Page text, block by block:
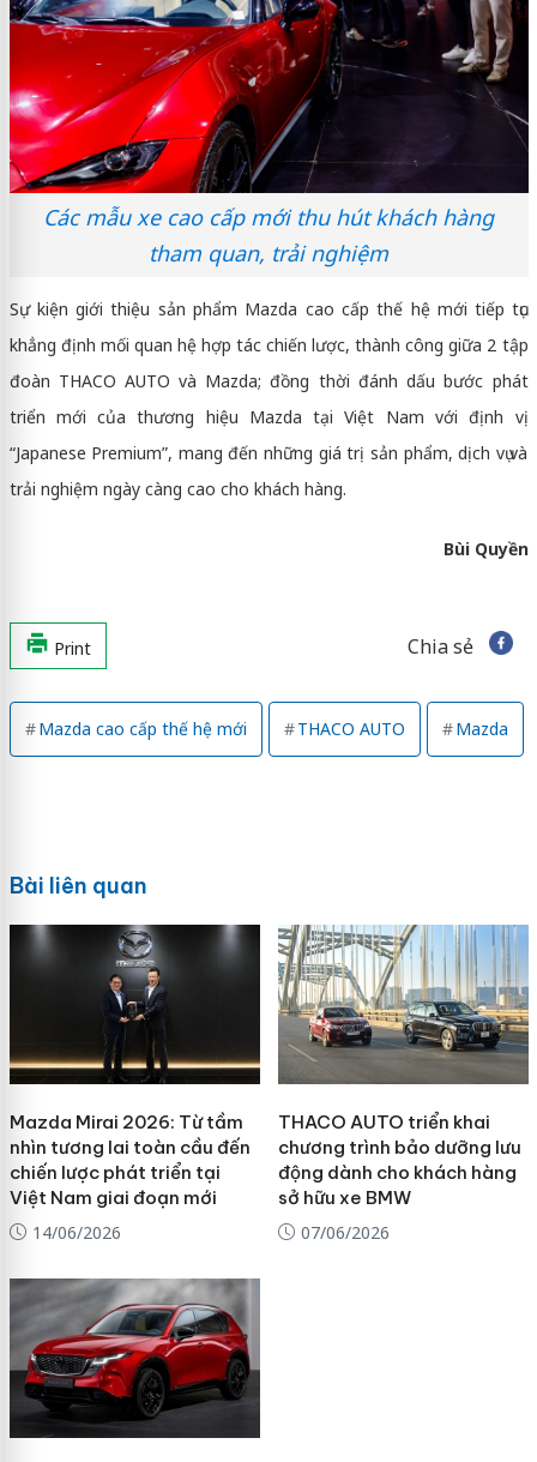
Các mẫu xe cao cấp mới thu hút khách hàng
tham quan, trải nghiệm
Sự kiện giới thiệu sản phẩm Mazda cao cấp thế hệ mới tiếp tục
khẳng định mối quan hệ hợp tác chiến lược, thành công giữa 2 tập
đoàn THACO AUTO và Mazda; đồng thời đánh dấu bước phát
triển mới của thương hiệu Mazda tại Việt Nam với định vị
“Japanese Premium”, mang đến những giá trị sản phẩm, dịch vụ và
trải nghiệm ngày càng cao cho khách hàng.
Bùi Quyền
Print Chia sẻ
Mazda cao cấp thế hệ mới THACO AUTO Mazda
Bài liên quan
Mazda Mirai 2026: Từ tầm
nhìn tương lai toàn cầu đến
chiến lược phát triển tại
Việt Nam giai đoạn mới
14/06/2026
THACO AUTO triển khai
chương trình bảo dưỡng lưu
động dành cho khách hàng
sở hữu xe BMW
07/06/2026